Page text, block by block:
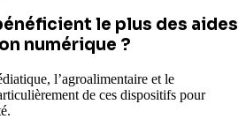
le plus des aides
numérique ?
l’agroalimentaire et le
de ces dispositifs pour